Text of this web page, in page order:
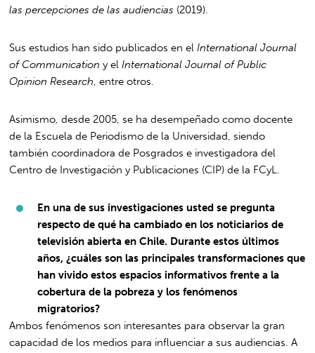
las percepciones de las audiencias (2019).
Sus estudios han sido publicados en el International Journal
of Communication y el International Journal of Public
Opinion Research , entre otros.
Asimismo, desde 2005, se ha desempeñado como docente
de la Escuela de Periodismo de la Universidad, siendo
también coordinadora de Posgrados e investigadora del
Centro de Investigación y Publicaciones (CIP) de la FCyL.
En una de sus investigaciones usted se pregunta
respecto de qué ha cambiado en los noticiarios de
televisión abierta en Chile. Durante estos últimos
años, ¿cuáles son las principales transformaciones que
han vivido estos espacios informativos frente a la
cobertura de la pobreza y los fenómenos
migratorios?
Ambos fenómenos son interesantes para observar la gran
capacidad de los medios para influenciar a sus audiencias. A